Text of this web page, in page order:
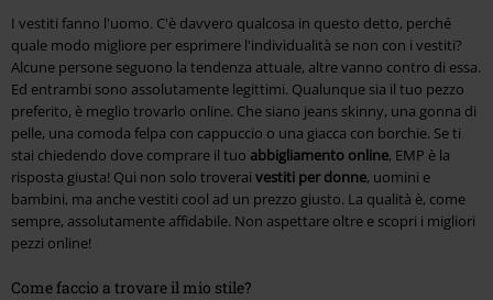
I vestiti fanno l'uomo. C'è davvero qualcosa in questo detto, perché
quale modo migliore per esprimere l'individualità se non con i vestiti?
Alcune persone seguono la tendenza attuale, altre vanno contro di essa.
Ed entrambi sono assolutamente legittimi. Qualunque sia il tuo pezzo
preferito, è meglio trovarlo online. Che siano jeans skinny, una gonna di
pelle, una comoda felpa con cappuccio o una giacca con borchie. Se ti
stai chiedendo dove comprare il tuo abbigliamento online, EMP è la
risposta giusta! Qui non solo troverai vestiti per donne, uomini e
bambini, ma anche vestiti cool ad un prezzo giusto. La qualità è, come
sempre, assolutamente affidabile. Non aspettare oltre e scopri i migliori
pezzi online!
Come faccio a trovare il mio stile?